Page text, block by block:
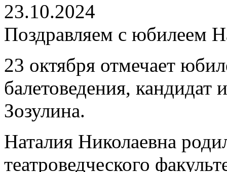
23.10.2024
Поздравляем с юбилеем
23 октября отмечает
балетоведения, кандидат
Зозулина.
Наталия Николаевна
театроведческого